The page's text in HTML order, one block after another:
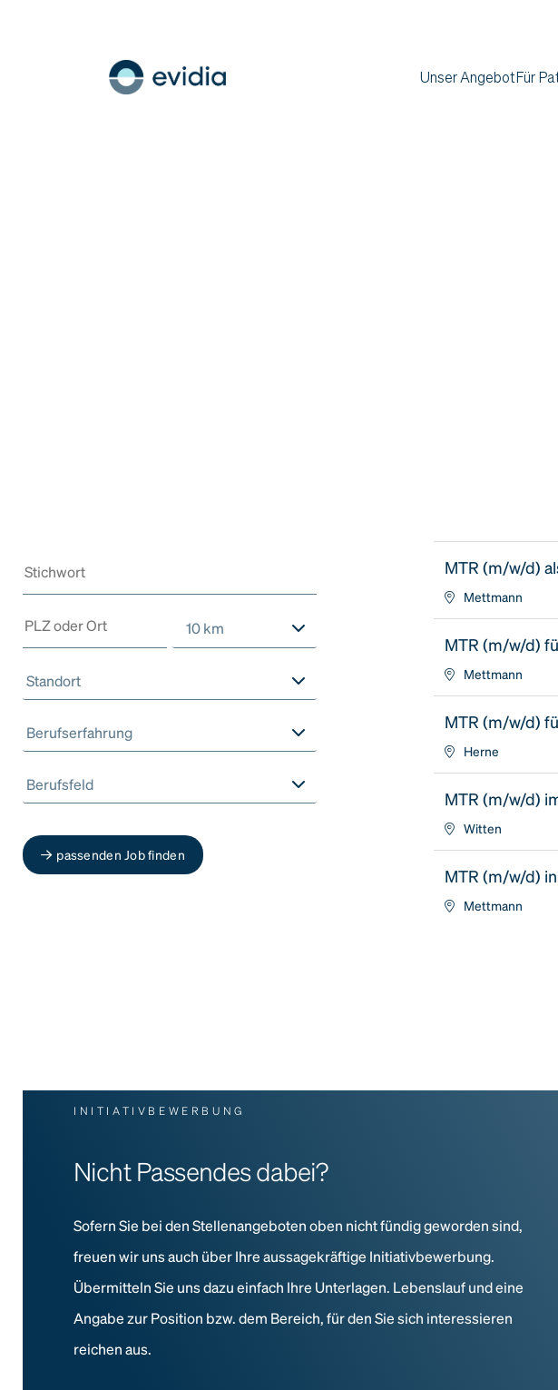
Unser AngebotFür
10 km
Standort
Berufserfahrung
Berufsfeld
passenden Job finden
MTR (m/w/d)
Mettmann
MTR (m/w/d)
Mettmann
MTR (m/w/d)
Herne
MTR (m/w/d)
Witten
MTR (m/w/d)
Mettmann
INITIATIVBEWERBUNG
Nicht Passendes dabei?
Sofern Sie bei den Stellenangeboten oben nicht fündig geworden sind,
freuen wir uns auch über Ihre aussagekräftige Initiativbewerbung.
Übermitteln Sie uns dazu einfach Ihre Unterlagen. Lebenslauf und eine
Angabe zur Position bzw. dem Bereich, für den Sie sich interessieren
reichen aus.